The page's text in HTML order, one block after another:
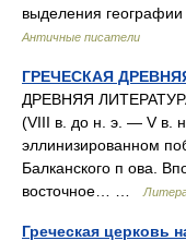
выделения
Античные писатели
ГРЕЧЕСКАЯ
ДРЕВНЯЯ
(VIII в. до н. э. — V в.
эллинизированном
Балканского п ова.
восточное… …
Греческая церковь